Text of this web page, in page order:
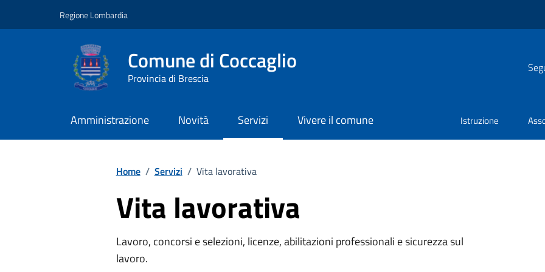
Regione Lombardia
Comune di Coccaglio
Provincia di Brescia
Amministrazione Novità Servizi Vivere il comune Istruzione
Home / Servizi / Vita lavorativa
Vita lavorativa
Lavoro, concorsi e selezioni, licenze, abilitazioni professionali e sicurezza sul
lavoro.